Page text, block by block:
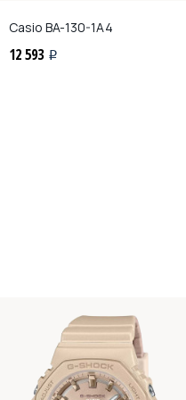
Casio BA-130-1A4
12 593 i